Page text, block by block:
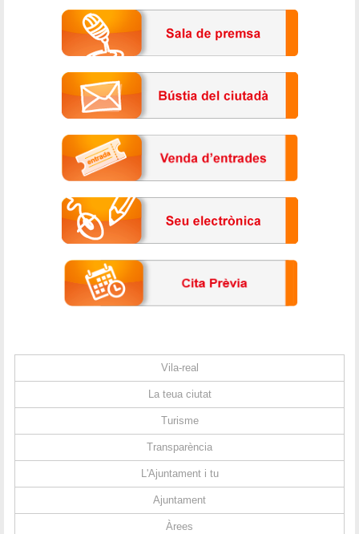
Vila-real
La teua ciutat
Turisme
Transparència
L'Ajuntament i tu
Ajuntament
Àrees